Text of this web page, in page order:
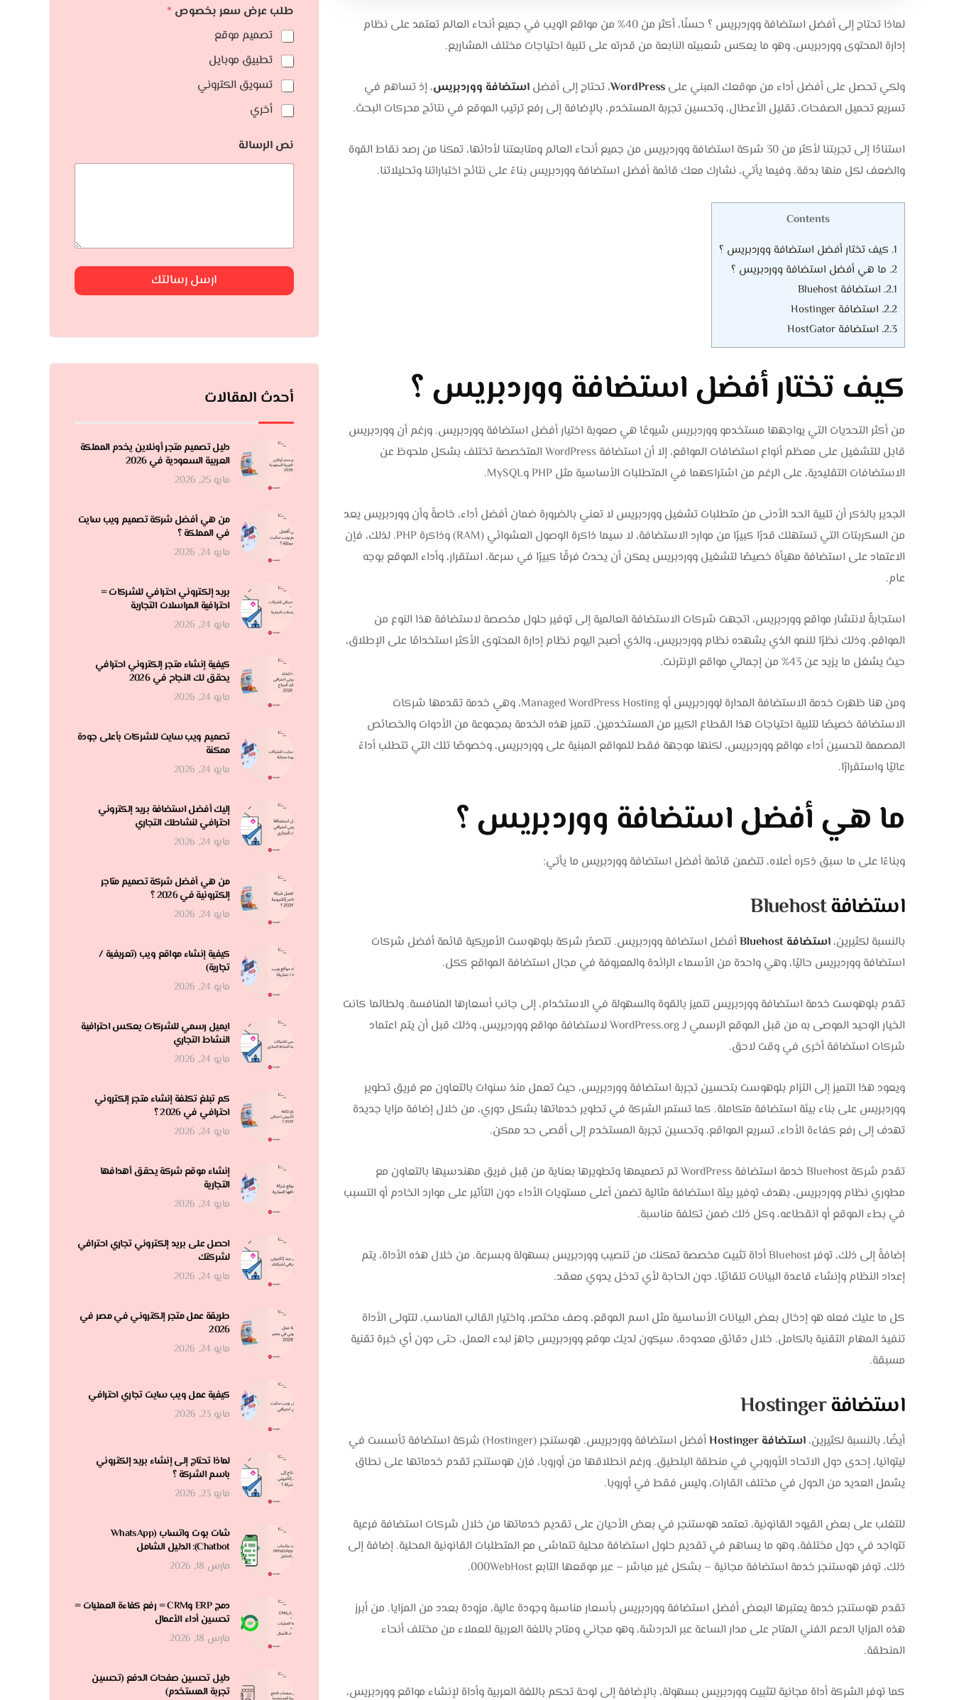
لماذا تحتاج إلى أفضل استضافة ووردبريس ؟ حسنًا، أكثر من 40% من مواقع الويب في جميع أنحاء العالم تعتمد على نظام
إدارة المحتوى ووردبريس، وهو ما يعكس شعبيته النابعة من قدرته على تلبية احتياجات مختلف المشاريع.
ولكي تحصل على أفضل أداء من موقعك المبني على WordPress، تحتاج إلى أفضل استضافة ووردبريس، إذ تساهم في
تسريع تحميل الصفحات، تقليل الأعطال، وتحسين تجربة المستخدم، بالإضافة إلى رفع ترتيب الموقع في نتائج محركات البحث.
استنادًا إلى تجربتنا لأكثر من 30 شركة استضافة ووردبريس من جميع أنحاء العالم ومتابعتنا لأدائها، تمكنا من رصد نقاط القوة
والضعف لكل منها بدقة. وفيما يأتي، نشارك معك قائمة أفضل استضافة ووردبريس بناءً على نتائج اختباراتنا وتحليلاتنا.
Contents
1. كيف تختار أفضل استضافة ووردبريس ؟
2. ما هي أفضل استضافة ووردبريس ؟
2.1. استضافة Bluehost
2.2. استضافة Hostinger
2.3. استضافة HostGator
كيف تختار أفضل استضافة ووردبريس ؟
من أكثر التحديات التي يواجهها مستخدمو ووردبريس شيوعًا هي صعوبة اختيار أفضل استضافة ووردبريس. ورغم أن ووردبريس
قابل للتشغيل على معظم أنواع استضافات المواقع، إلا أن استضافة WordPress المتخصصة تختلف بشكل ملحوظ عن
الاستضافات التقليدية، على الرغم من اشتراكهما في المتطلبات الأساسية مثل PHP وMySQL.
الجدير بالذكر أن تلبية الحد الأدنى من متطلبات تشغيل ووردبريس لا تعني بالضرورة ضمان أفضل أداء، خاصةً وأن ووردبريس يعد
من السكربتات التي تستهلك قدرًا كبيرًا من موارد الاستضافة، لا سيما ذاكرة الوصول العشوائي (RAM) وذاكرة PHP. لذلك، فإن
الاعتماد على استضافة مهيأة خصيصًا لتشغيل ووردبريس يمكن أن يحدث فرقًا كبيرًا في سرعة، استقرار، وأداء الموقع بوجه
عام.
استجابةً لانتشار مواقع ووردبريس، اتجهت شركات الاستضافة العالمية إلى توفير حلول مخصصة لاستضافة هذا النوع من
المواقع، وذلك نظرًا للنمو الذي يشهده نظام ووردبريس، والذي أصبح اليوم نظام إدارة المحتوى الأكثر استخدامًا على الإطلاق،
حيث يشغل ما يزيد عن 43% من إجمالي مواقع الإنترنت.
ومن هنا ظهرت خدمة الاستضافة المدارة لووردبريس أو Managed WordPress Hosting، وهي خدمة تقدمها شركات
الاستضافة خصيصًا لتلبية احتياجات هذا القطاع الكبير من المستخدمين. تتميز هذه الخدمة بمجموعة من الأدوات والخصائص
المصممة لتحسين أداء مواقع ووردبريس، لكنها موجهة فقط للمواقع المبنية على ووردبريس، وخصوصًا تلك التي تتطلب أداءً
عاليًا واستقرارًا.
ما هي أفضل استضافة ووردبريس ؟
وبناءًا على ما سبق ذكره أعلاه، تتضمن قائمة أفضل استضافة ووردبريس ما يأتي:
استضافةBluehost
بالنسبة لكثيرين، استضافة Bluehost
أفضل استضافة ووردبريس. تتصدّر شركة بلوهوست الأمريكية قائمة أفضل شركات
استضافة ووردبريس حاليًا، وهي واحدة من الأسماء الرائدة والمعروفة في مجال استضافة المواقع ككل.
تقدم بلوهوست خدمة استضافة ووردبريس تتميز بالقوة والسهولة في الاستخدام، إلى جانب أسعارها المنافسة. ولطالما كانت
الخيار الوحيد الموصى به من قبل الموقع الرسمي لـ WordPress.org لاستضافة مواقع ووردبريس، وذلك قبل أن يتم اعتماد
شركات استضافة أخرى في وقت لاحق.
ويعود هذا التميز إلى التزام بلوهوست بتحسين تجربة استضافة ووردبريس، حيث تعمل منذ سنوات بالتعاون مع فريق تطوير
ووردبريس على بناء بيئة استضافة متكاملة. كما تستمر الشركة في تطوير خدماتها بشكل دوري، من خلال إضافة مزايا جديدة
تهدف إلى رفع كفاءة الأداء، تسريع المواقع، وتحسين تجربة المستخدم إلى أقصى حد ممكن.
تقدم شركة Bluehost خدمة استضافة WordPress تم تصميمها وتطويرها بعناية من قِبل فريق مهندسيها بالتعاون مع
مطوري نظام ووردبريس، بهدف توفير بيئة استضافة مثالية تضمن أعلى مستويات الأداء دون التأثير على موارد الخادم أو التسبب
في بطء الموقع أو انقطاعه، وكل ذلك ضمن تكلفة مناسبة.
إضافةً إلى ذلك، توفر Bluehost أداة تثبيت مخصصة تمكنك من تنصيب ووردبريس بسهولة وبسرعة. من خلال هذه الأداة، يتم
إعداد النظام وإنشاء قاعدة البيانات تلقائيًا، دون الحاجة لأي تدخل يدوي معقد.
كل ما عليك فعله هو إدخال بعض البيانات الأساسية مثل اسم الموقع، وصف مختصر، واختيار القالب المناسب، لتتولى الأداة
تنفيذ المهام التقنية بالكامل. خلال دقائق معدودة، سيكون لديك موقع ووردبريس جاهز لبدء العمل، حتى دون أي خبرة تقنية
مسبقة.
استضافةHostinger
أيضًا، بالنسبة لكثيرين، استضافة Hostinger
أفضل استضافة ووردبريس. هوستنجر (Hostinger) شركة استضافة تأسست في
ليتوانيا، إحدى دول الاتحاد الأوروبي في منطقة البلطيق. ورغم انطلاقها من أوروبا، فإن هوستنجر تقدم خدماتها على نطاق
يشمل العديد من الدول في مختلف القارات، وليس فقط في أوروبا.
للتغلب على بعض القيود القانونية، تعتمد هوستنجر في بعض الأحيان على تقديم خدماتها من خلال شركات استضافة فرعية
تتواجد في دول مختلفة، وهو ما يساهم في تقديم حلول استضافة محلية تتماشى مع المتطلبات القانونية المحلية. إضافة إلى
ذلك، توفر هوستنجر خدمة استضافة مجانية – بشكل غير مباشر – عبر موقعها التابع 000WebHost.
تقدم هوستنجر خدمة يعتبرها البعض أفضل استضافة ووردبريس بأسعار مناسبة وجودة عالية، مزودة بعدد من المزايا. من أبرز
هذه المزايا الدعم الفني المتاح على مدار الساعة عبر الدردشة، وهو مجاني ومتاح باللغة العربية للعملاء من مختلف أنحاء
المنطقة.
كما توفر الشركة أداة مجانية لتثبيت ووردبريس بسهولة، بالإضافة إلى لوحة تحكم باللغة العربية وأداة لإنشاء مواقع ووردبريس،
طلب عرض سعر بخصوص *
تصميم موقع
تطبيق موبايل
تسويق الكتروني
أخري
نص الرسالة
ارسل رسالتك
أحدث المقالات
دليل تصميم متجر أونلاين يخدم المملكة
العربية السعودية في 2026
مايو 25, 2026
من هي أفضل شركة تصميم ويب سايت
في المملكة ؟
مايو 24, 2026
بريد إلكتروني احترافي للشركات =
احترافية المراسلات التجارية
مايو 24, 2026
كيفية إنشاء متجر إلكتروني احترافي
يحقق لك النجاح في 2026
مايو 24, 2026
تصميم ويب سايت للشركات بأعلى جودة
ممكنة
مايو 24, 2026
إليك أفضل استضافة بريد إلكتروني
احترافي لنشاطك التجاري
مايو 24, 2026
من هي أفضل شركة تصميم متاجر
إلكترونية في 2026 ؟
مايو 24, 2026
كيفية إنشاء مواقع ويب (تعريفية /
تجارية)
مايو 24, 2026
ايميل رسمي للشركات يعكس احترافية
النشاط التجاري
مايو 24, 2026
كم تبلغ تكلفة إنشاء متجر إلكتروني
احترافي في 2026 ؟
مايو 24, 2026
إنشاء موقع شركة يحقق أهدافها
التجارية
مايو 24, 2026
احصل على بريد إلكتروني تجاري احترافي
لشركتك
مايو 24, 2026
طريقة عمل متجر إلكتروني في مصر في
2026
مايو 24, 2026
كيفية عمل ويب سايت تجاري احترافي
مايو 23, 2026
لماذا تحتاج إلى إنشاء بريد إلكتروني
باسم الشركة ؟
مايو 23, 2026
شات بوت واتساب (WhatsApp
Chatbot): الدليل الشامل
مارس 18, 2026
دمج ERP وCRM = رفع كفاءة العمليات =
تحسين أداء الأعمال
مارس 18, 2026
دليل تحسين صفحات الدفع (تحسين
تجربة المستخدم)